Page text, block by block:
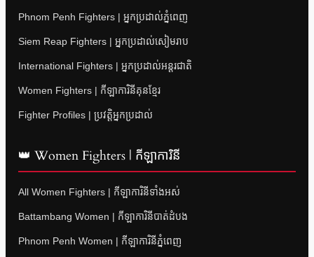
Phnom Penh Fighters | អ្នកប្រដាល់ភ្នំពេញ
Siem Reap Fighters | អ្នកប្រដាល់សៀមរាប
International Fighters | អ្នកប្រដាល់អន្តរជាតិ
Women Fighters | កីឡាការិនីគុនខ្មែរ
Fighter Profiles | ប្រវត្តិអ្នកប្រដាល់
👑 Women Fighters | កីឡាការិនី
All Women Fighters | កីឡាការិនីទាំងអស់
Battambang Women | កីឡាការិនីបាត់ដំបង
Phnom Penh Women | កីឡាការិនីភ្នំពេញ